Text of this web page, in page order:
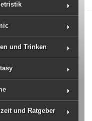
und Trinken
und Ratgeber